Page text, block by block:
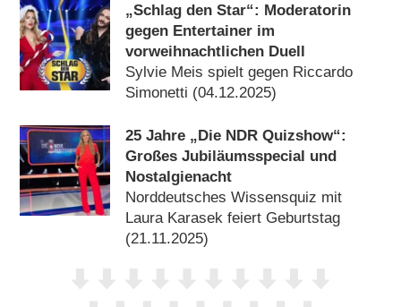
„Schlag den Star“: Moderatorin
gegen Entertainer im
vorweihnachtlichen Duell
Sylvie Meis spielt gegen Riccardo
Simonetti (04.12.2025)
25 Jahre „Die NDR Quizshow“:
Großes Jubiläumsspecial und
Nostalgienacht
Norddeutsches Wissensquiz mit
Laura Karasek feiert Geburtstag
(21.11.2025)